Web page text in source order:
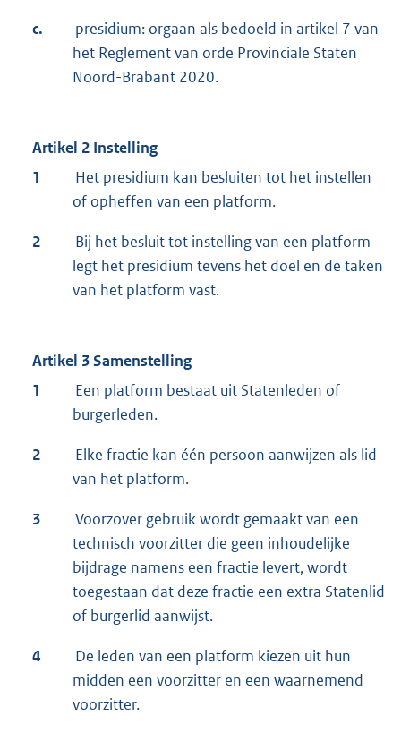
c.
presidium: orgaan als bedoeld in artikel 7 van
het Reglement van orde Provinciale Staten
Noord-Brabant 2020.
Artikel 2 Instelling
1
Het presidium kan besluiten tot het instellen
of opheffen van een platform.
2
Bij het besluit tot instelling van een platform
legt het presidium tevens het doel en de taken
van het platform vast.
Artikel 3 Samenstelling
1
Een platform bestaat uit Statenleden of
burgerleden.
2
Elke fractie kan één persoon aanwijzen als lid
van het platform.
3
Voorzover gebruik wordt gemaakt van een
technisch voorzitter die geen inhoudelijke
bijdrage namens een fractie levert, wordt
toegestaan dat deze fractie een extra Statenlid
of burgerlid aanwijst.
4
De leden van een platform kiezen uit hun
midden een voorzitter en een waarnemend
voorzitter.